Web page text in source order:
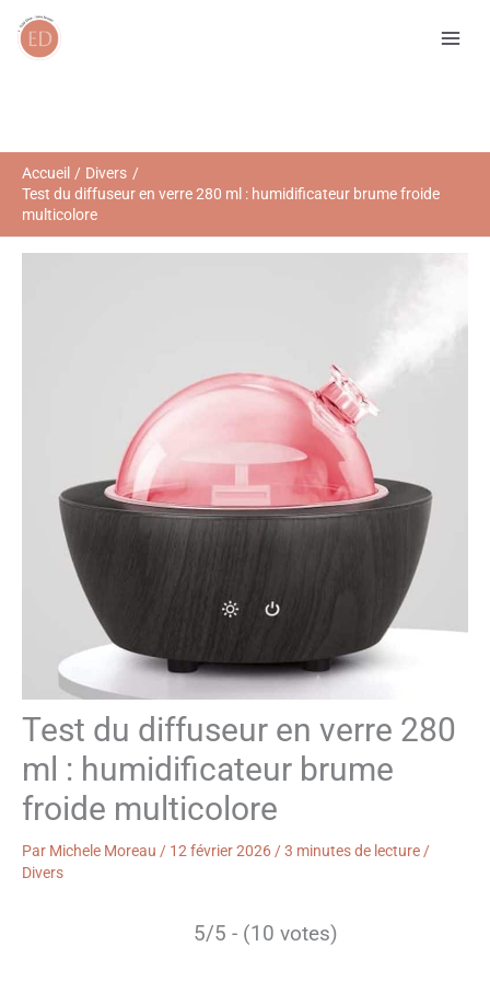
Accueil
Divers
Test du diffuseur en verre 280 ml : humidificateur brume froide
multicolore
Test du diffuseur en verre 280
ml : humidificateur brume
froide multicolore
Par Michele Moreau / 12 février 2026 /3 minutes de lecture /
Divers
5/5 - (10 votes)
R
e
r
c